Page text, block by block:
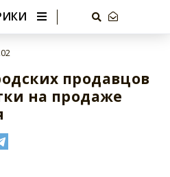
продавцов
на продаже